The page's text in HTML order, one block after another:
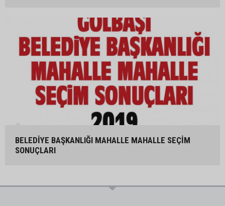
BELEDİYE BAŞKANLIĞI MAHALLE MAHALLE SEÇİM
SONUÇLARI